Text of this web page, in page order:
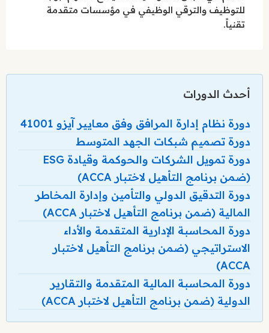
للتوظيف والترقي الوظيفي في مؤسسات متقدمة
تقنياً.
أحدث الدورات
دورة نظام إدارة المرافق وفق معايير آيزو 41001
دورة تصميم شبكات الجهد المتوسط
دورة تمويل الشركات والحوكمة وقيادة ESG
(ضمن برنامج التأهيل لاختبار ACCA)
دورة التدقيق الدولي والتأمين وإدارة المخاطر
المالية (ضمن برنامج التأهيل لاختبار ACCA)
دورة المحاسبة الإدارية المتقدمة والأداء
الاستراتيجي (ضمن برنامج التأهيل لاختبار
ACCA)
دورة المحاسبة المالية المتقدمة والتقارير
الدولية (ضمن برنامج التأهيل لاختبار ACCA)